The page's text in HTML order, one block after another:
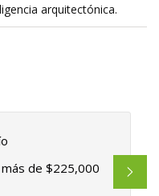
arquitectónica.
de $225,000